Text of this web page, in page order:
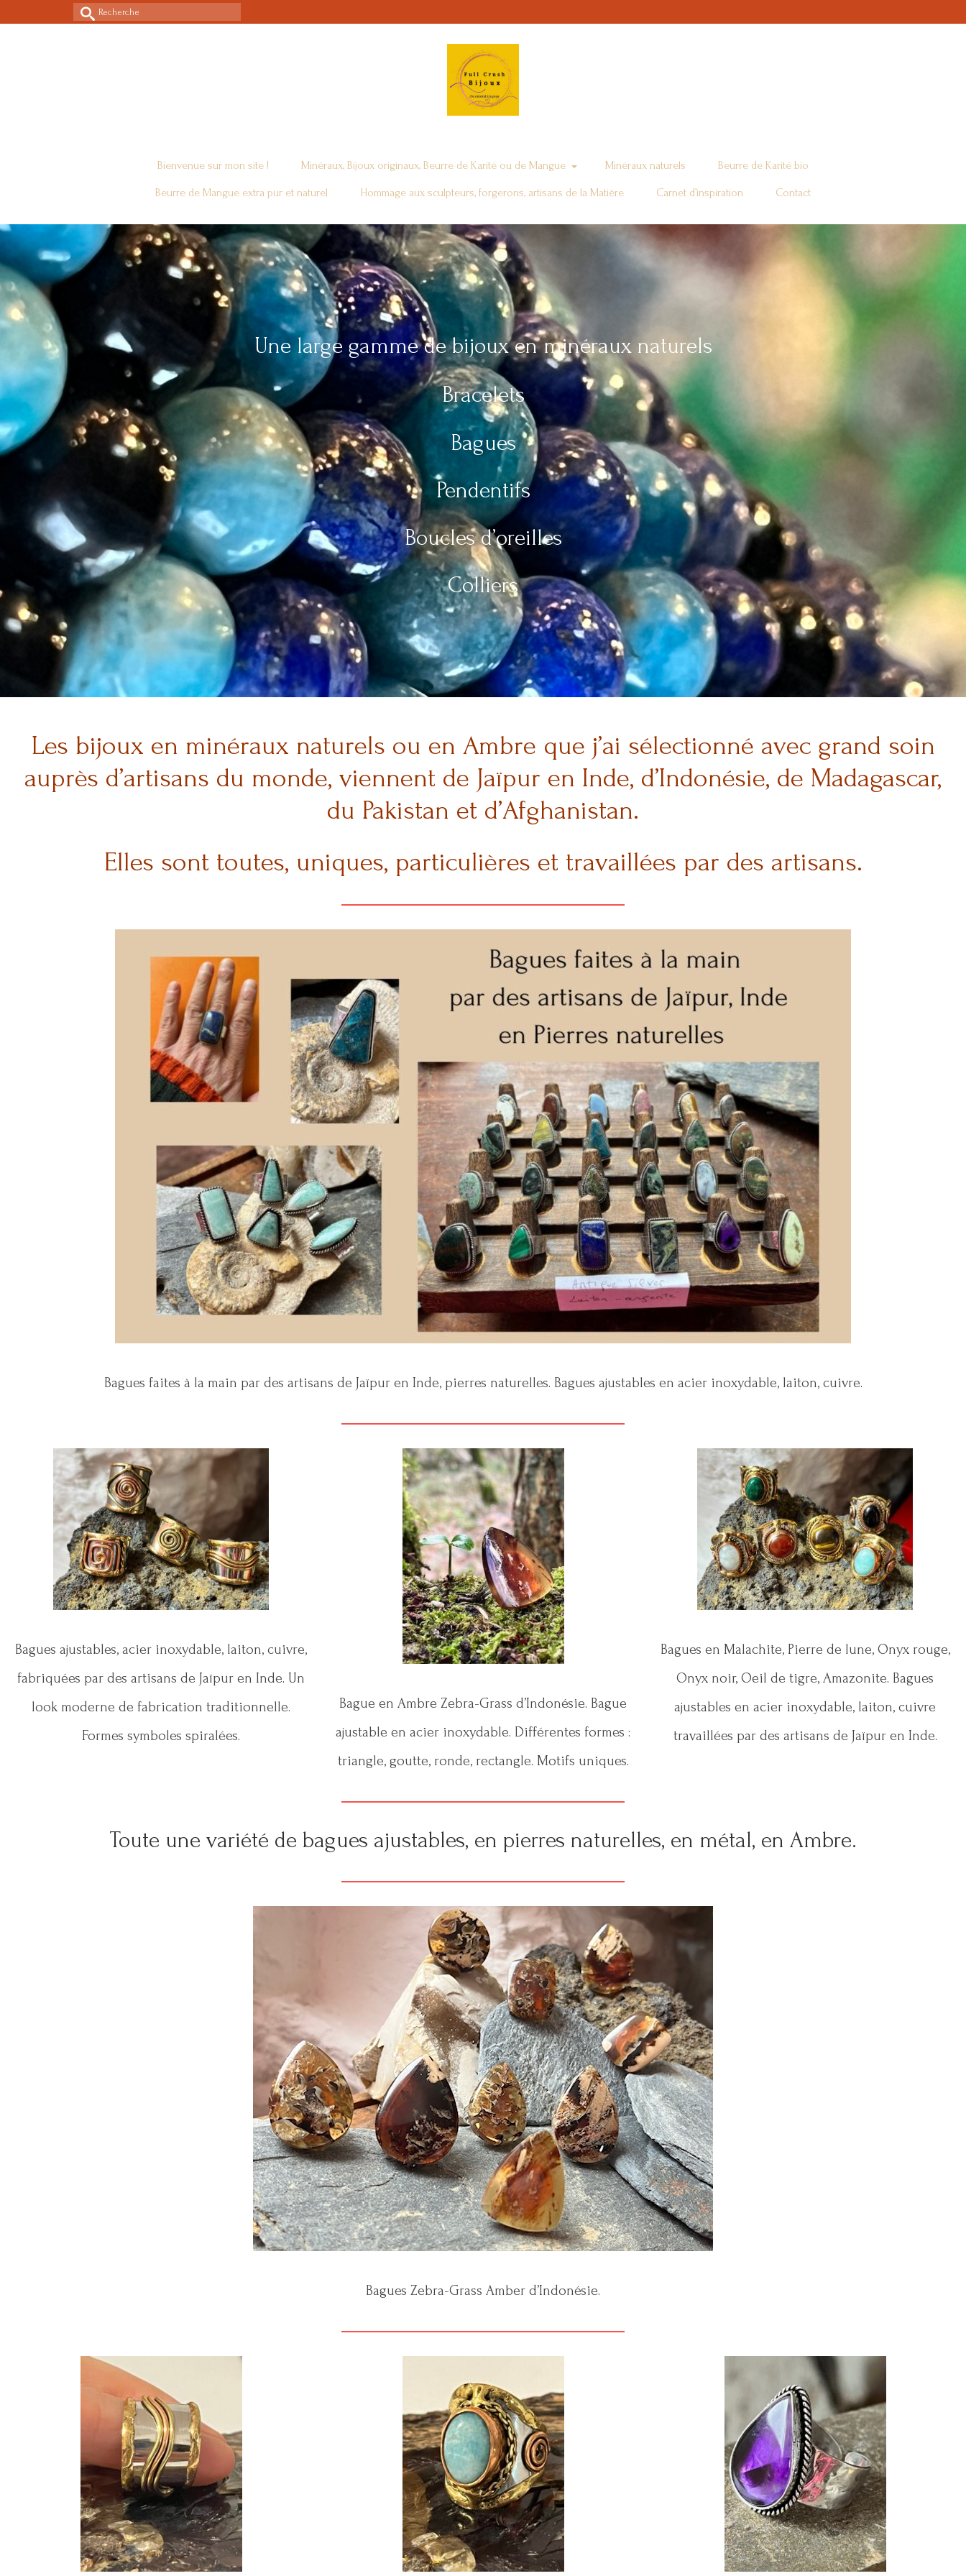
Rechercher :
Bienvenue sur mon site ! Minéraux, Bijoux originaux, Beurre de Karité ou de Mangue Minéraux naturels Beurre de Karité bio
Beurre de Mangue extra pur et naturel Hommage aux sculpteurs, forgerons, artisans de la Matière Carnet d’inspiration Contact
Une large gamme de bijoux en minéraux naturels
Bracelets
Bagues
Pendentifs
Boucles d’oreilles
Colliers
Les bijoux en minéraux naturels ou en Ambre que j’ai sélectionné avec grand soin
auprès d’artisans du monde, viennent de Jaïpur en Inde, d’Indonésie, de Madagascar,
du Pakistan et d’Afghanistan.
Elles sont toutes, uniques, particulières et travaillées par des artisans.
Bagues faites à la main par des artisans de Jaïpur en Inde, pierres naturelles. Bagues ajustables en acier inoxydable, laiton, cuivre.
Bagues ajustables, acier inoxydable, laiton, cuivre,
fabriquées par des artisans de Jaïpur en Inde. Un
look moderne de fabrication traditionnelle.
Formes symboles spiralées.
Bague en Ambre Zebra-Grass d’Indonésie. Bague
ajustable en acier inoxydable. Différentes formes :
triangle, goutte, ronde, rectangle. Motifs uniques.
Bagues en Malachite, Pierre de lune, Onyx rouge,
Onyx noir, Oeil de tigre, Amazonite. Bagues
ajustables en acier inoxydable, laiton, cuivre
travaillées par des artisans de Jaïpur en Inde.
Toute une variété de bagues ajustables, en pierres naturelles, en métal, en Ambre.
Bagues Zebra-Grass Amber d’Indonésie.